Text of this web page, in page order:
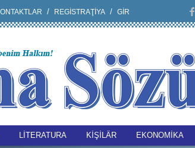
REGİSTRAŢİYA GİR
LİTERATURA KİŞİLÄR EKONOMİKA